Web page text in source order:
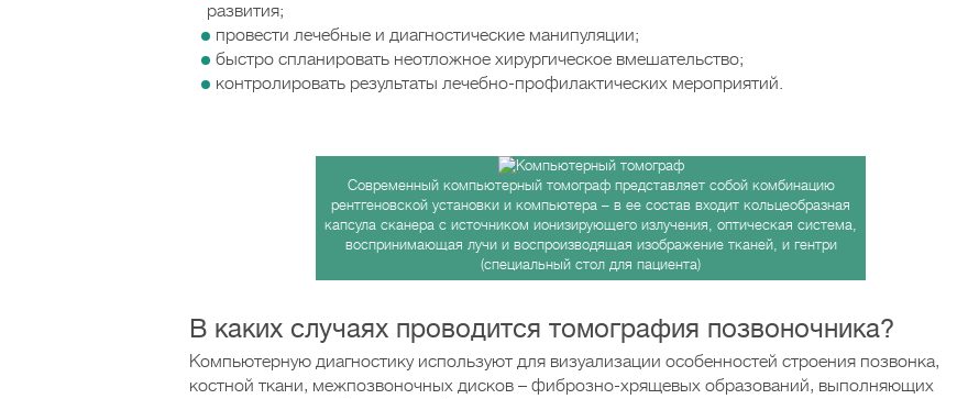
развития;
провести лечебные и диагностические манипуляции;
быстро спланировать неотложное хирургическое вмешательство;
контролировать результаты лечебно-профилактических мероприятий.
Современный компьютерный томограф представляет собой комбинацию
рентгеновской установки и компьютера – в ее состав входит кольцеобразная
капсула сканера с источником ионизирующего излучения, оптическая система,
воспринимающая лучи и воспроизводящая изображение тканей, и гентри
(специальный стол для пациента)
В каких случаях проводится томография позвоночника?
Компьютерную диагностику используют для визуализации особенностей строения позвонка,
костной ткани, межпозвоночных дисков – фиброзно-хрящевых образований, выполняющих